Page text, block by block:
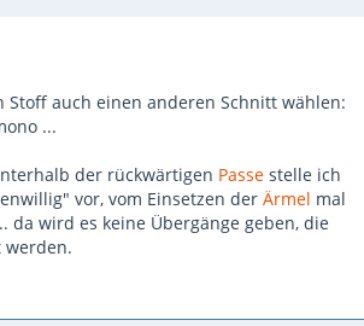
Stoff auch einen anderen Schnitt wählen:
...
der rückwärtigen Passe stelle ich
vor, vom Einsetzen der Ärmel mal
da wird es keine Übergänge geben, die
werden.